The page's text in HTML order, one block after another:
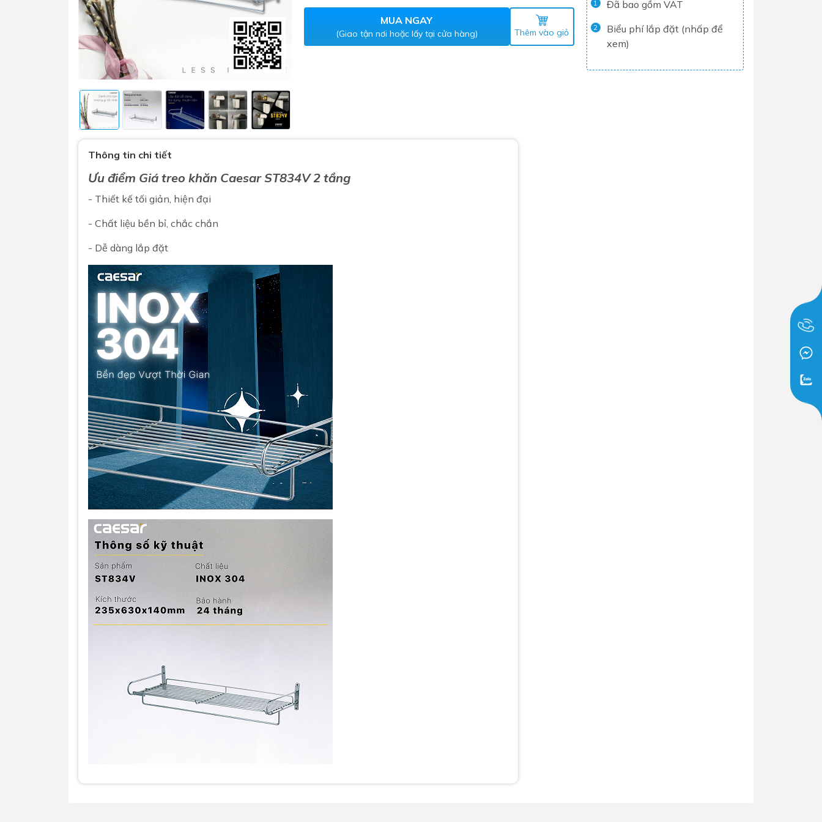
Sen tắm
Máy nước nóng gián tiếp
Tủ lạnh
Máy rửa chén
Nồi chiên không dầu
Phụ kiện nhà vệ sinh
Gương nhà vệ sinh - nhà tắm
Máy sấy tay
Nắp bồn cầu
Nắp điện tử
Combo bồn cầu nhà trọ giá rẻ
MUA NGAY
(Giao tận nơi hoặc lấy tại cửa hàng) Thêm vào giỏ
1 Đã bao gồm VAT
2
Biểu phí lắp đặt (nhấp để
xem)
Thông tin chi tiết
Ưu điểm Giá treo khăn CaesarST834V 2 tầng
- Thiết kế tối giản, hiện đại
- Chất liệu bền bỉ, chắc chắn
- Dễ dàng lắp đặt